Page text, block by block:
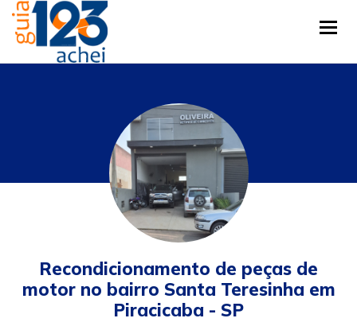
Recondicionamento de peças de
motor no bairro Santa Teresinha em
Piracicaba - SP